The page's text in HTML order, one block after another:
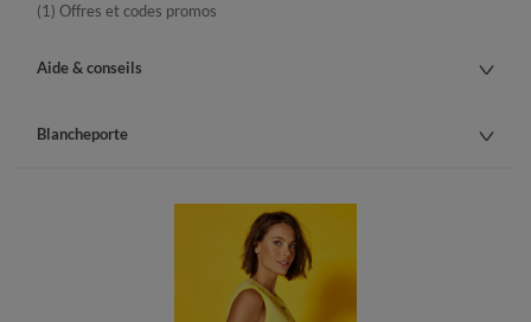
(1) Offres et codes promos
Aide & conseils
Blancheporte